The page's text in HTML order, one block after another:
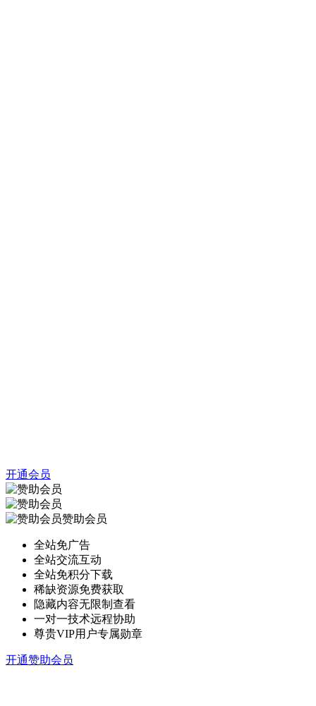
开通会员
赞助会员
全站免广告
全站交流互动
全站免积分下载
稀缺资源免费获取
隐藏内容无限制查看
一对一技术远程协助
尊贵VIP用户专属勋章
开通赞助会员